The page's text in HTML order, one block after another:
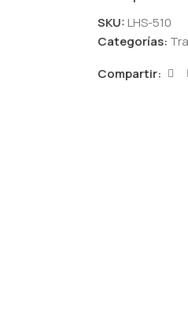
SKU:LHS-510
Categorías:
Compartir: